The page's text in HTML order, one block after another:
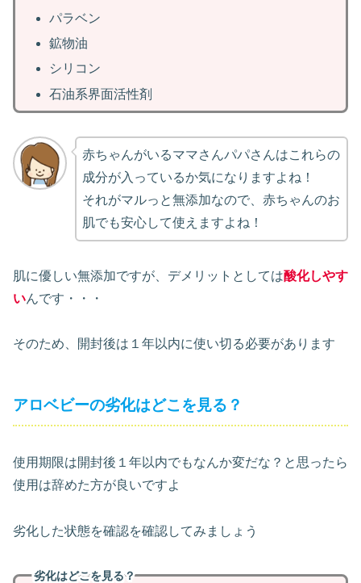
パラベン
鉱物油
シリコン
石油系界面活性剤
赤ちゃんがいるママさんパパさんはこれらの
成分が入っているか気になりますよね！
それがマルっと無添加なので、赤ちゃんのお
肌でも安心して使えますよね！
肌に優しい無添加ですが、デメリットとしては酸化しやす
いんです・・・
そのため、開封後は１年以内に使い切る必要があります
アロベビーの劣化はどこを見る？
使用期限は開封後１年以内でもなんか変だな？と思ったら
使用は辞めた方が良いですよ
劣化した状態を確認を確認してみましょう
劣化はどこを見る？